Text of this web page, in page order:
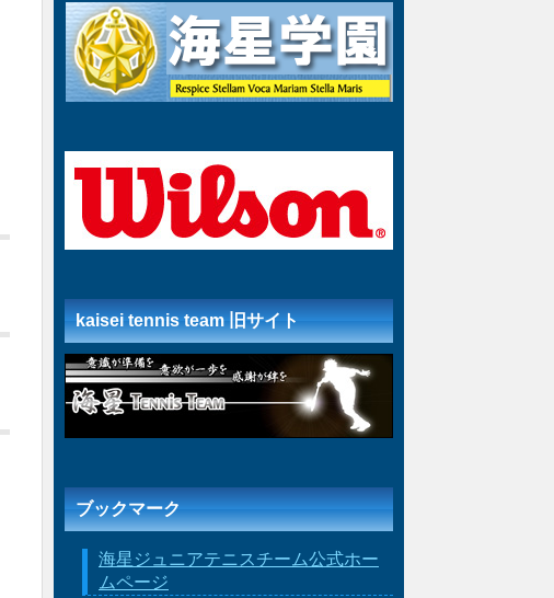
kaisei tennis team 旧サイト
ブックマーク
海星ジュニアテニスチーム公式ホー
ムページ